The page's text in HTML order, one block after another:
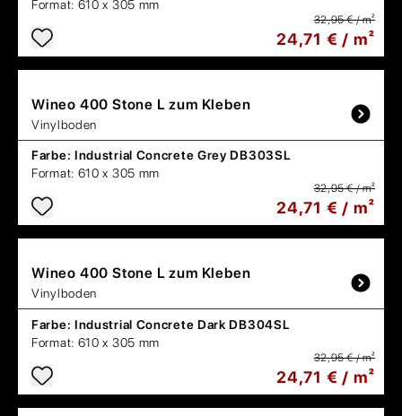
Format: 610 x 305 mm
32,95 € / m²
24,71 € / m²
Wineo 400 Stone L zum Kleben
Vinylboden
Farbe: Industrial Concrete Grey DB303SL
Format: 610 x 305 mm
32,95 € / m²
24,71 € / m²
Wineo 400 Stone L zum Kleben
Vinylboden
Farbe: Industrial Concrete Dark DB304SL
Format: 610 x 305 mm
32,95 € / m²
24,71 € / m²